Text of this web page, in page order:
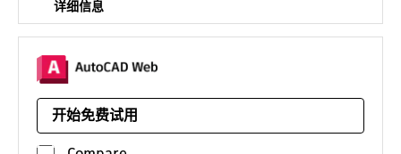
详细信息
加到图形中。访问和编辑 DWG 文件，并快速与 AutoCAD
用户协作进行设计。
开始免费试用
平台：